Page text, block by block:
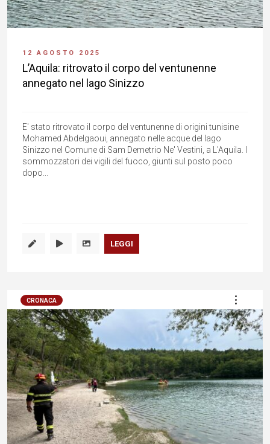
12 AGOSTO 2025
L’Aquila: ritrovato il corpo del ventunenne
annegato nel lago Sinizzo
E' stato ritrovato il corpo del ventunenne di origini tunisine
Mohamed Abdelgaoui, annegato nelle acque del lago
Sinizzo nel Comune di Sam Demetrio Ne' Vestini, a L'Aquila. I
sommozzatori dei vigili del fuoco, giunti sul posto poco
dopo...
LEGGI
CRONACA